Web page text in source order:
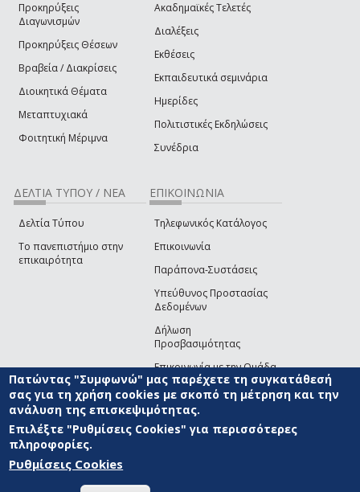
Προκηρύξεις
Διαγωνισμών
Προκηρύξεις Θέσεων
Βραβεία / Διακρίσεις
Διοικητικά Θέματα
Μεταπτυχιακά
Φοιτητική Μέριμνα
Ακαδημαϊκές Τελετές
Διαλέξεις
Εκθέσεις
Εκπαιδευτικά σεμινάρια
Ημερίδες
Πολιτιστικές Εκδηλώσεις
Συνέδρια
ΔΕΛΤΙΑ ΤΥΠΟΥ / ΝΕΑ
Δελτία Τύπου
Το πανεπιστήμιο στην
επικαιρότητα
ΕΠΙΚΟΙΝΩΝΙΑ
Τηλεφωνικός Κατάλογος
Επικοινωνία
Παράπονα-Συστάσεις
Υπεύθυνος Προστασίας
Δεδομένων
Δήλωση
Προσβασιμότητας
Επικοινωνία με την Ομάδα
Ανάπτυξης του site(link sends e-mail)
© ΠΑΝΕΠΙΣΤΗΜΙΟ ΑΙΓΑΙΟΥ ΟΡΟΙ ΧΡΗΣΗΣ
ΑΝΑΠΤΥΞΗΣ
Πατώντας "Συμφωνώ" μας παρέχετε τη συγκατάθεσή
σας για τη χρήση cookies με σκοπό τη μέτρηση και την
ανάλυση της επισκεψιμότητας.
Επιλέξτε "Ρυθμίσεις Cookies" για περισσότερες
πληροφορίες.
Ρυθμίσεις Cookies